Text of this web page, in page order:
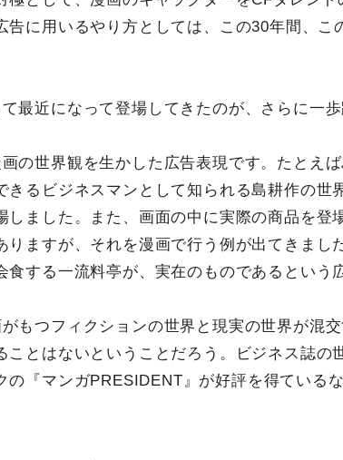
告に用いるやり方としては、この30年間、こ
最近になって登場してきたのが、さらに一歩
画の世界観を生かした広告表現です。たとえ
きるビジネスマンとして知られる島耕作の世
しました。また、画面の中に実際の商品を登
りますが、それを漫画で行う例が出てきまし
食する一流料亭が、実在のものであるという
もつフィクションの世界と現実の世界が混
ことはないということだろう。ビジネス誌の
の『マンガPRESIDENT』が好評を得ている